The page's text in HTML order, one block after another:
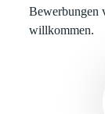
Bewerbungen
willkommen.